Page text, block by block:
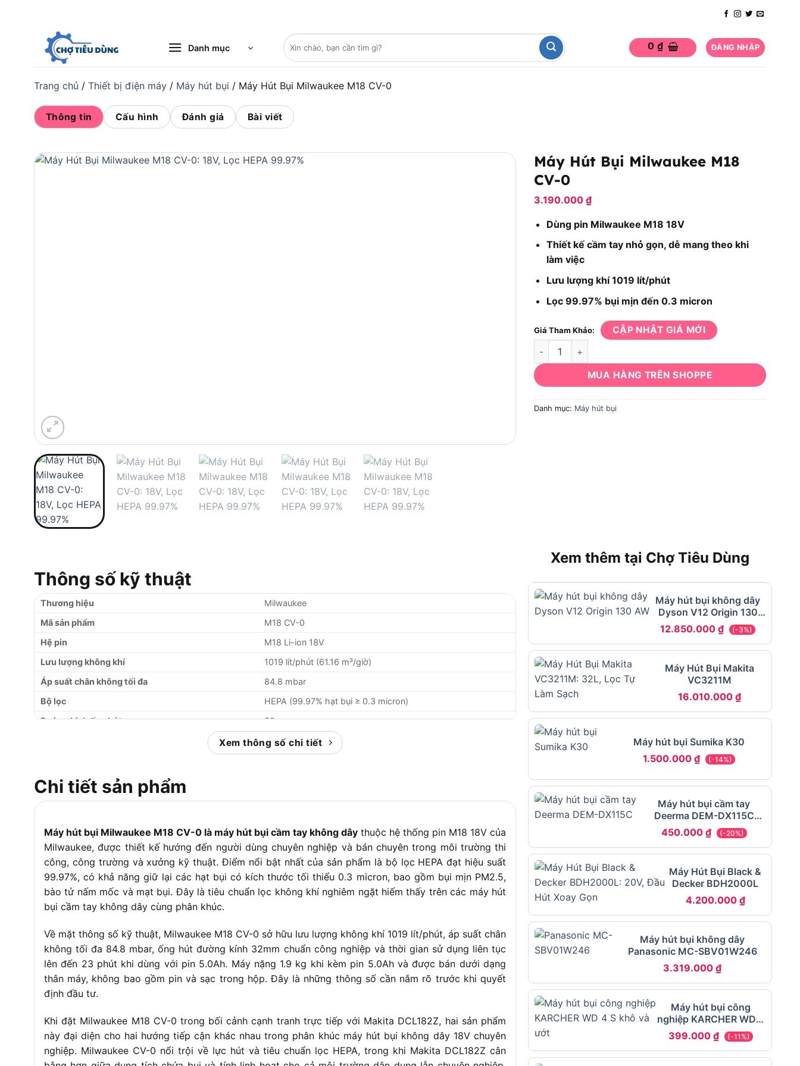
Danh mục
Tìm
kiếm:
0 ₫ ĐĂNG NHẬP
Trang chủ / Thiết bị điện máy / Máy hút bụi / Máy Hút Bụi Milwaukee M18 CV-0
Thông tin Cấu hình Đánh giá Bài viết
Máy Hút Bụi Milwaukee M18
CV-0
3.190.000 ₫
Dùng pin Milwaukee M18 18V
Thiết kế cầm tay nhỏ gọn, dễ mang theo khi
làm việc
Lưu lượng khí 1019 lít/phút
Lọc 99.97% bụi mịn đến 0.3 micron
Giá Tham Khảo: CẬP NHẬT GIÁ MỚI
Máy Hút Bụi Milwaukee M18 CV-0 số lượng
MUA HÀNG TRÊN SHOPPE
Danh mục: Máy hút bụi
Thông số kỹ thuật
Thương hiệu
Milwaukee
Mã sản phẩm
M18 CV-0
Hệ pin
M18 Li-ion 18V
Lưu lượng không khí
1019 lít/phút (61.16 m³/giờ)
Áp suất chân không tối đa
84.8 mbar
Bộ lọc
HEPA (99.97% hạt bụi ≥ 0.3 micron)
Đường kính ống hút
32 mm
1.2 m
Trọng lượng (kèm pin 5.0Ah)
Quy cách bán hàng
Thân máy, không kèm pin và sạc
Xem thông số chi tiết
Chi tiết sản phẩm
Máy hút bụi Milwaukee M18 CV-0 là máy hút bụi cầm tay không dây thuộc hệ thống pin M18 18V của
Milwaukee, được thiết kế hướng đến người dùng chuyên nghiệp và bán chuyên trong môi trường thi
công, công trường và xưởng kỹ thuật. Điểm nổi bật nhất của sản phẩm là bộ lọc HEPA đạt hiệu suất
99.97%, có khả năng giữ lại các hạt bụi có kích thước tối thiểu 0.3 micron, bao gồm bụi mịn PM2.5,
bào tử nấm mốc và mạt bụi. Đây là tiêu chuẩn lọc không khí nghiêm ngặt hiếm thấy trên các máy hút
bụi cầm tay không dây cùng phân khúc.
Về mặt thông số kỹ thuật, Milwaukee M18 CV-0 sở hữu lưu lượng không khí 1019 lít/phút, áp suất chân
không tối đa 84.8 mbar, ống hút đường kính 32mm chuẩn công nghiệp và thời gian sử dụng liên tục
lên đến 23 phút khi dùng với pin 5.0Ah. Máy nặng 1.9 kg khi kèm pin 5.0Ah và được bán dưới dạng
thân máy, không bao gồm pin và sạc trong hộp. Đây là những thông số cần nắm rõ trước khi quyết
định đầu tư.
Khi đặt Milwaukee M18 CV-0 trong bối cảnh cạnh tranh trực tiếp với Makita DCL182Z, hai sản phẩm
này đại diện cho hai hướng tiếp cận khác nhau trong phân khúc máy hút bụi không dây 18V chuyên
nghiệp. Milwaukee CV-0 nổi trội về lực hút và tiêu chuẩn lọc HEPA, trong khi Makita DCL182Z cân
Xem thêm tại Chợ Tiêu Dùng
Máy hút bụi không dây
Dyson V12 Origin 130
AW siêu nhẹ
12.850.000 ₫ (-3%)
Máy Hút Bụi Makita
VC3211M
16.010.000₫
Máy hút bụi Sumika K30
1.500.000₫ (-14%)
Máy hút bụi cầm tay
Deerma DEM-DX115C
400W
450.000 ₫ (-20%)
Máy Hút Bụi Black &
Decker BDH2000L
4.200.000 ₫
Máy hút bụi không dây
Panasonic MC-SBV01W246
3.319.000 ₫
Máy hút bụi công
nghiệp KARCHER WD 4
S khô và ướt dung tích
20L
399.000₫ (-11%)